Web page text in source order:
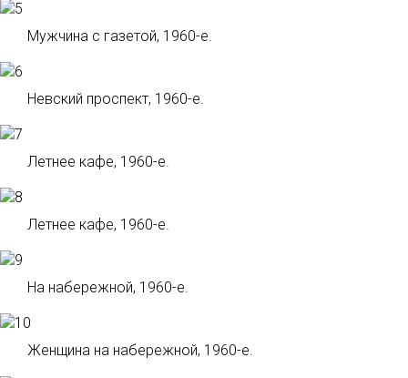
Мужчина с газетой, 1960-е.
Невский проспект, 1960-е.
Летнее кафе, 1960-е.
Летнее кафе, 1960-е.
На набережной, 1960-е.
Женщина на набережной, 1960-е.